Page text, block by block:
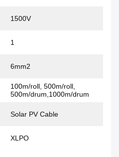
1500V
1
6mm2
100m/roll, 500m/roll,
500m/drum,1000m/drum
Solar PV Cable
XLPO